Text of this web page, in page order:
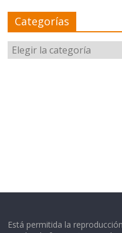
Categorías
Categorías
Está permitida la